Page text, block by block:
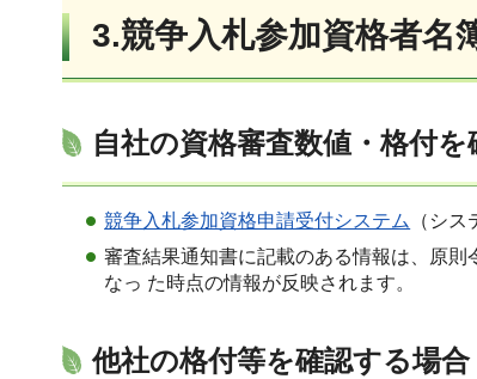
3.競争入札参加資格者名
自社の資格審査数値・格付
競争入札参加資格申請受付システム （シ
審査結果通知書に記載のある情報は、原
なっ た時点の情報が反映されます。
他社の格付等を確認する場合